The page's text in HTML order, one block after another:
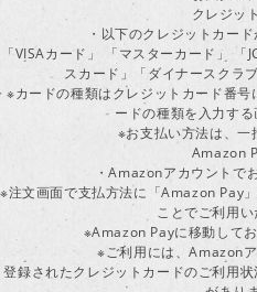
クレジッ
・以下のクレジットカー
「VISAカード」 「マスターカード」
スカード」「ダイナースクラ
※カードの種類はクレジットカード番
ードの種類を入力する
※お支払い方法は、一
Amazon
・Amazonアカウントで
※注文画面で支払方法に「Amazon Pay
ことでご利用い
※Amazon Payに移動して
※ご利用には、Amazonア
登録されたクレジットカードのご利用